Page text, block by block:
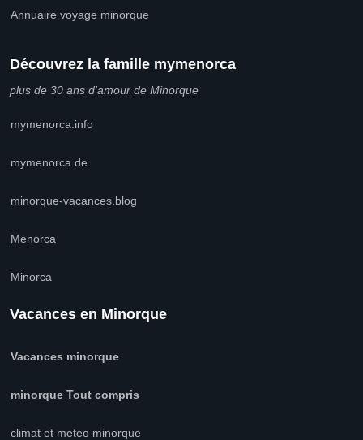
Annuaire voyage minorque
Découvrez la famille mymenorca
plus de 30 ans d'amour de Minorque
mymenorca.info
mymenorca.de
minorque-vacances.blog
Menorca
Minorca
Vacances en Minorque
Vacances minorque
minorque Tout compris
climat et meteo minorque